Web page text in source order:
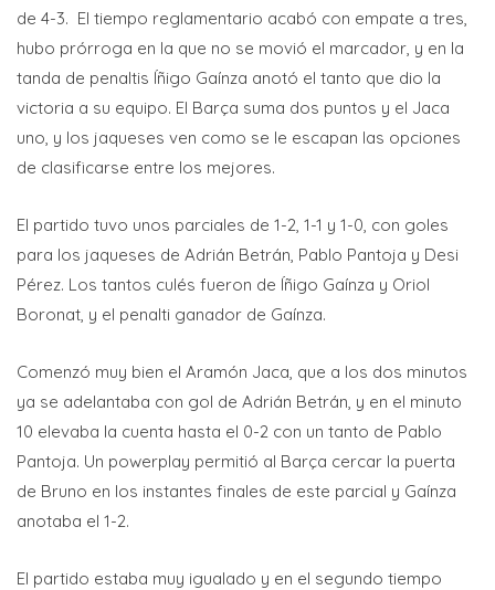
de 4-3. El tiempo reglamentario acabó con empate a tres,
hubo prórroga en la que no se movió el marcador, y en la
tanda de penaltis Íñigo Gaínza anotó el tanto que dio la
victoria a su equipo. El Barça suma dos puntos y el Jaca
uno, y los jaqueses ven como se le escapan las opciones
de clasificarse entre los mejores.
El partido tuvo unos parciales de 1-2, 1-1 y 1-0, con goles
para los jaqueses de Adrián Betrán, Pablo Pantoja y Desi
Pérez. Los tantos culés fueron de Íñigo Gaínza y Oriol
Boronat, y el penalti ganador de Gaínza.
Comenzó muy bien el Aramón Jaca, que a los dos minutos
ya se adelantaba con gol de Adrián Betrán, y en el minuto
10 elevaba la cuenta hasta el 0-2 con un tanto de Pablo
Pantoja. Un powerplay permitió al Barça cercar la puerta
de Bruno en los instantes finales de este parcial y Gaínza
anotaba el 1-2.
El partido estaba muy igualado y en el segundo tiempo